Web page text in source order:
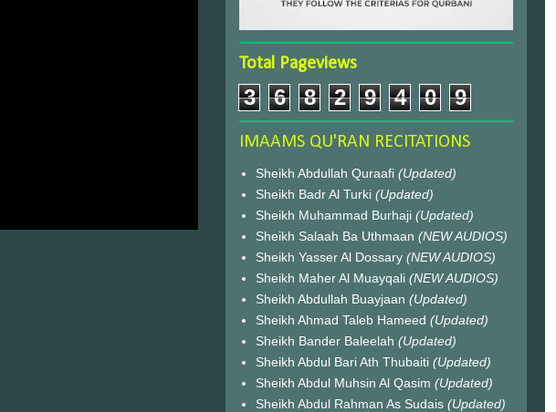
Total Pageviews
3 6 8 2 9 4 0 9
IMAAMS QU'RAN RECITATIONS
Sheikh Abdullah Quraafi (Updated)
Sheikh Badr Al Turki (Updated)
Sheikh Muhammad Burhaji (Updated)
Sheikh Salaah Ba Uthmaan (NEW AUDIOS)
Sheikh Yasser Al Dossary (NEW AUDIOS)
Sheikh Maher Al Muayqali (NEW AUDIOS)
Sheikh Abdullah Buayjaan (Updated)
Sheikh Ahmad Taleb Hameed (Updated)
Sheikh Bander Baleelah (Updated)
Sheikh Abdul Bari Ath Thubaiti (Updated)
Sheikh Abdul Muhsin Al Qasim (Updated)
Sheikh Abdul Rahman As Sudais (Updated)